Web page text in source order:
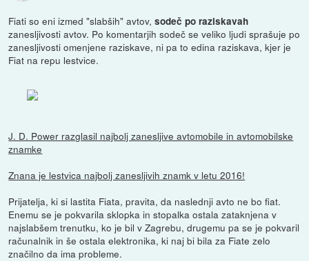
Fiati so eni izmed "slabših" avtov,sodeč po raziskavah
zanesljivosti avtov. Po komentarjih sodeč se veliko ljudi sprašuje po
zanesljivosti omenjene raziskave, ni pa to edina raziskava, kjer je
Fiat na repu lestvice.
J. D. Power razglasil najbolj zanesljive avtomobile in avtomobilske
znamke
Znana je lestvica najbolj zanesljivih znamk v letu 2016!
Prijatelja, ki si lastita Fiata, pravita, da naslednji avto ne bo fiat.
Enemu se je pokvarila sklopka in stopalka ostala zataknjena v
najslabšem trenutku, ko je bil v Zagrebu, drugemu pa se je pokvaril
računalnik in še ostala elektronika, ki naj bi bila za Fiate zelo
značilno da ima probleme.